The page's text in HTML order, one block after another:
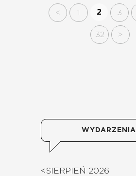
< 1 2 3
32 >
WYDARZENIA
<SIERPIEŃ 2026